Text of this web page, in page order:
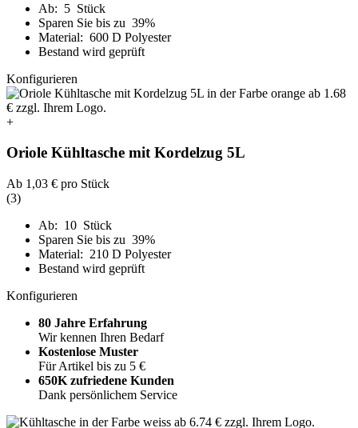
Ab: 5 Stück
Sparen Sie bis zu 39%
Material: 600 D Polyester
Bestand wird geprüft
Konfigurieren
+
Oriole Kühltasche mit Kordelzug 5L
Ab 1,03 € pro Stück
(3)
Ab: 10 Stück
Sparen Sie bis zu 39%
Material: 210 D Polyester
Bestand wird geprüft
Konfigurieren
80 Jahre Erfahrung
Wir kennen Ihren Bedarf
Kostenlose Muster
Für Artikel bis zu 5 €
650K zufriedene Kunden
Dank persönlichem Service